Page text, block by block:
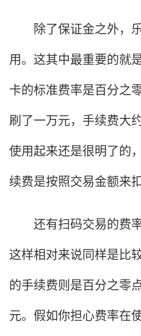
除了保证金之外，
用。这其中最重要的就
卡的标准费率是百分之
刷了一万元，手续费大
使用起来还是很明了的
续费是按照交易金额来
还有扫码交易的费率
这样相对来说同样是比
的手续费则是百分之零
元。假如你担心费率在